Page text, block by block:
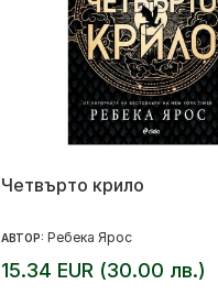
Четвърто крило
АВТОР: Ребека Ярос
15.34 EUR (30.00 лв.)